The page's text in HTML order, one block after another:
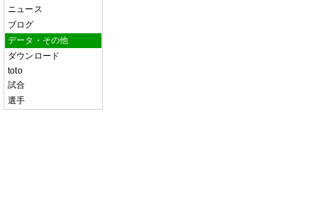
ニュース
ブログ
データ・その他
ダウンロード
toto
試合
選手